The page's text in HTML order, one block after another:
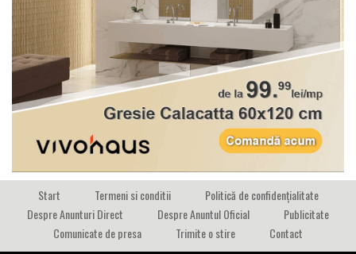
Start Termeni si conditii
Politică de confidențialitate
Despre Anunturi Direct
Despre Anuntul Oficial
Publicitate
Comunicate de presa
Trimite o stire Contact